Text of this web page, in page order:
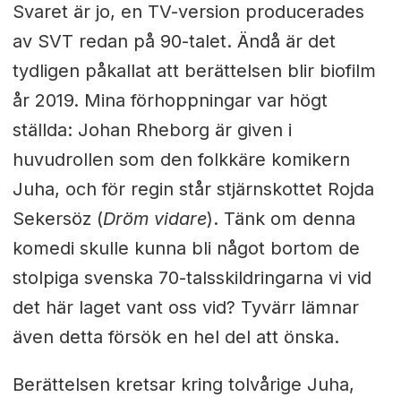
Svaret är jo, en TV-version producerades
av SVT redan på 90-talet. Ändå är det
tydligen påkallat att berättelsen blir biofilm
år 2019. Mina förhoppningar var högt
ställda: Johan Rheborg är given i
huvudrollen som den folkkäre komikern
Juha, och för regin står stjärnskottet Rojda
Sekersöz (Dröm vidare). Tänk om denna
komedi skulle kunna bli något bortom de
stolpiga svenska 70-talsskildringarna vi vid
det här laget vant oss vid? Tyvärr lämnar
även detta försök en hel del att önska.
Berättelsen kretsar kring tolvårige Juha,